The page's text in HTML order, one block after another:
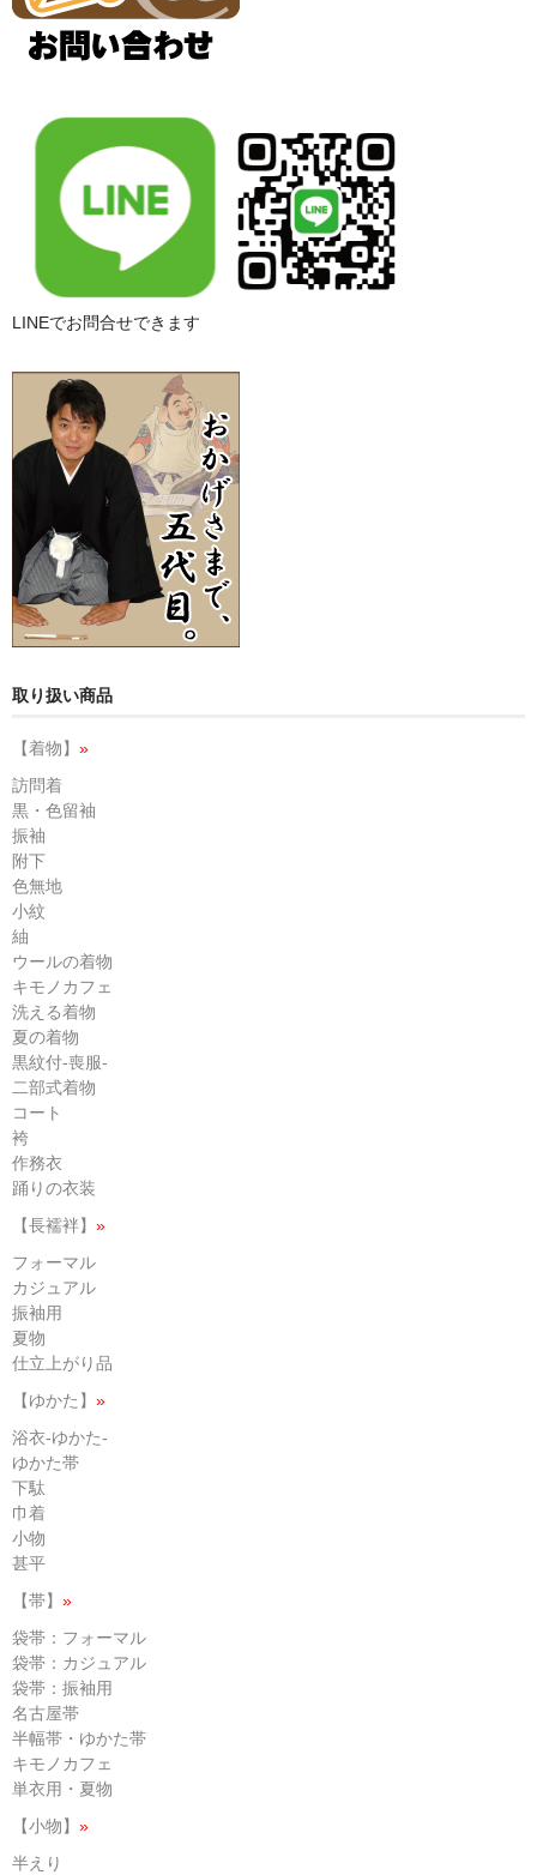
LINEでお問合せできます
取り扱い商品
【着物】 »
訪問着
黒・色留袖
振袖
附下
色無地
小紋
紬
ウールの着物
キモノカフェ
洗える着物
夏の着物
黒紋付-喪服-
二部式着物
コート
袴
作務衣
踊りの衣装
【長襦袢】 »
フォーマル
カジュアル
振袖用
夏物
仕立上がり品
【ゆかた】 »
浴衣-ゆかた-
ゆかた帯
下駄
巾着
小物
甚平
【帯】 »
袋帯：フォーマル
袋帯：カジュアル
袋帯：振袖用
名古屋帯
半幅帯・ゆかた帯
キモノカフェ
単衣用・夏物
【小物】 »
半えり